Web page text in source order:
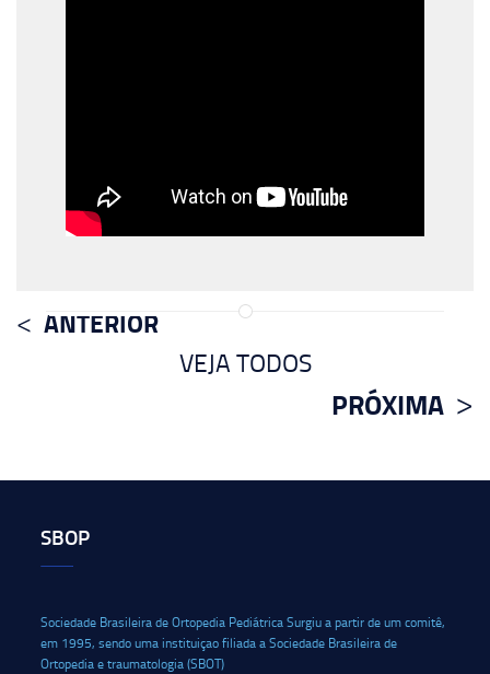
ANTERIOR
VEJA TODOS
PRÓXIMA
SBOP
Sociedade Brasileira de Ortopedia Pediátrica Surgiu a partir de um comitê,
em 1995, sendo uma instituiçao filiada a Sociedade Brasileira de
Ortopedia e traumatologia (SBOT)